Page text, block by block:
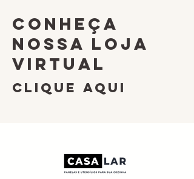
CONHEÇA
NOSSA LOJA
VIRTUAL
CLIQUE AQUI